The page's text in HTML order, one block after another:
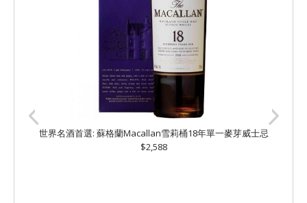
世界名酒首選: 蘇格蘭Macallan雪莉桶18年單一麥芽威士忌
$2,588